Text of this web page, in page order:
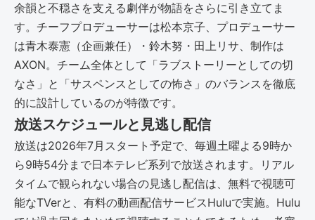
余韻と不穏さを支える劇伴が物語をさらに引き立てま
す。チーフプロデューサーは松本京子、プロデューサー
は青木泰憲（企画兼任）・鈴木努・田上リサ、制作は
AXON。チーム全体として「ラブストーリーとしての切
なさ」と「サスペンスとしての怖さ」のバランスを徹底
的に設計しているのが特徴です。
放送スケジュールと見逃し配信
放送は2026年7月スタート予定で、毎週土曜よる9時か
ら9時54分まで日本テレビ系列で放送されます。リアル
タイムで観られない場合の見逃し配信は、無料で視聴可
能なTVerと、有料の動画配信サービスHuluで実施。Hulu